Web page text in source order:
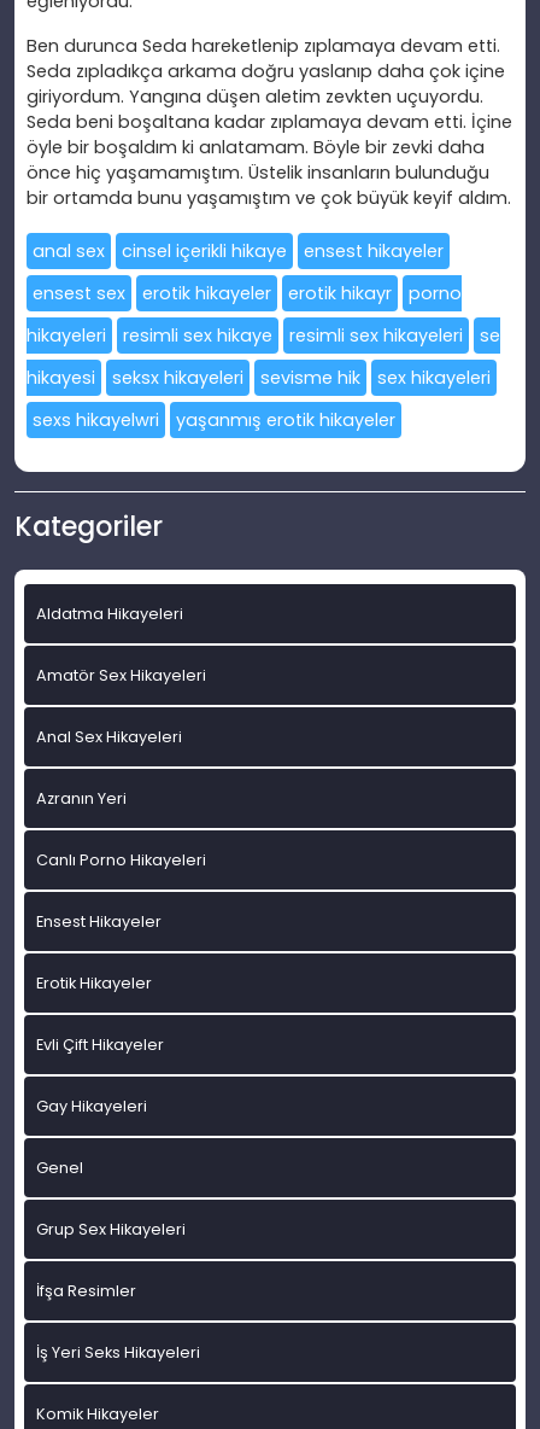
Ben durunca Seda hareketlenip zıplamaya devam etti.
Seda zıpladıkça arkama doğru yaslanıp daha çok içine
giriyordum. Yangına düşen aletim zevkten uçuyordu.
Seda beni boşaltana kadar zıplamaya devam etti. İçine
öyle bir boşaldım ki anlatamam. Böyle bir zevki daha
önce hiç yaşamamıştım. Üstelik insanların bulunduğu
bir ortamda bunu yaşamıştım ve çok büyük keyif aldım.
anal sex cinsel içerikli hikaye
ensest hikayeler
ensest sex
erotik hikayeler erotik hikayr
porno
hikayeleri
resimli sex hikaye resimli sex hikayeleri
se
hikayesi
seksx hikayeleri sevisme hik
sex hikayeleri
sexs hikayelwri
yaşanmış erotik hikayeler
Kategoriler
Aldatma Hikayeleri
Amatör Sex Hikayeleri
Anal Sex Hikayeleri
Azranın Yeri
Canlı Porno Hikayeleri
Ensest Hikayeler
Erotik Hikayeler
Evli Çift Hikayeler
Gay Hikayeleri
Genel
Grup Sex Hikayeleri
İfşa Resimler
İş Yeri Seks Hikayeleri
Komik Hikayeler